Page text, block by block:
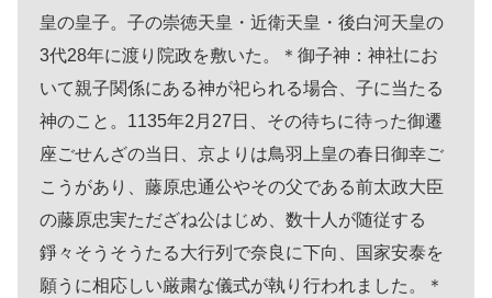
皇の皇子。子の崇徳天皇・近衛天皇・後白河天皇の
3代28年に渡り院政を敷いた。＊御子神：神社にお
いて親子関係にある神が祀られる場合、子に当たる
神のこと。1135年2月27日、その待ちに待った御遷
座ごせんざの当日、京よりは鳥羽上皇の春日御幸ご
こうがあり、藤原忠通公やその父である前太政大臣
の藤原忠実ただざね公はじめ、数十人が随従する
錚々そうそうたる大行列で奈良に下向、国家安泰を
願うに相応しい厳粛な儀式が執り行われました。＊